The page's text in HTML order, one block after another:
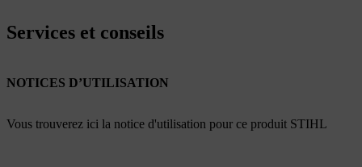
Services et conseils
NOTICES D’UTILISATION
Vous trouverez ici la notice d'utilisation pour ce produit STIHL